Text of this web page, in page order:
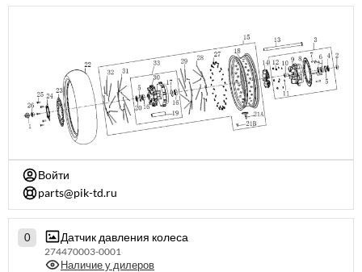
Войти
parts@pik-td.ru
0 Датчик давления колеса
274470003-0001
Наличие у дилеров